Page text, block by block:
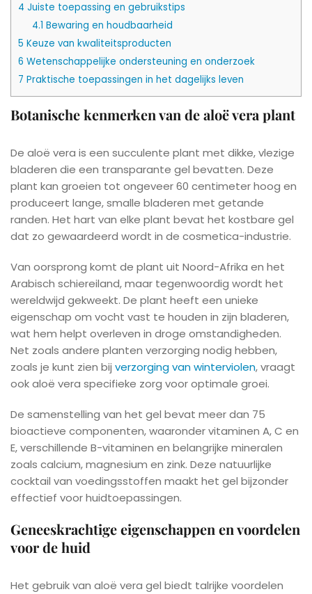
4 Juiste toepassing en gebruikstips
4.1 Bewaring en houdbaarheid
5 Keuze van kwaliteitsproducten
6 Wetenschappelijke ondersteuning en onderzoek
7 Praktische toepassingen in het dagelijks leven
Botanische kenmerken van de aloë vera plant
De aloë vera is een succulente plant met dikke, vlezige
bladeren die een transparante gel bevatten. Deze
plant kan groeien tot ongeveer 60 centimeter hoog en
produceert lange, smalle bladeren met getande
randen. Het hart van elke plant bevat het kostbare gel
dat zo gewaardeerd wordt in de cosmetica-industrie.
Van oorsprong komt de plant uit Noord-Afrika en het
Arabisch schiereiland, maar tegenwoordig wordt het
wereldwijd gekweekt. De plant heeft een unieke
eigenschap om vocht vast te houden in zijn bladeren,
wat hem helpt overleven in droge omstandigheden.
Net zoals andere planten verzorging nodig hebben,
zoals je kunt zien bij verzorging van winterviolen, vraagt
ook aloë vera specifieke zorg voor optimale groei.
De samenstelling van het gel bevat meer dan 75
bioactieve componenten, waaronder vitaminen A, C en
E, verschillende B-vitaminen en belangrijke mineralen
zoals calcium, magnesium en zink. Deze natuurlijke
cocktail van voedingsstoffen maakt het gel bijzonder
effectief voor huidtoepassingen.
Geneeskrachtige eigenschappen en voordelen
voor de huid
Het gebruik van aloë vera gel biedt talrijke voordelen